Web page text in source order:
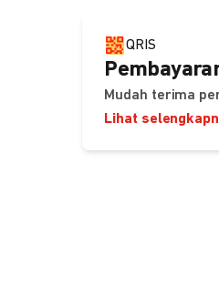
QRIS
Mudah terima
Lihat